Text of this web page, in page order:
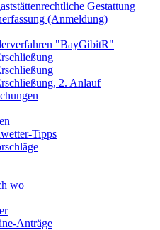
Gestattung
(Anmeldung)
"BayGibitR"
2. Anlauf
Tipps
wo
Anträge